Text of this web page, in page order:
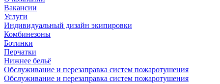
Вакансии
Услуги
Индивидуальный дизайн экипировки
Комбинезоны
Ботинки
Перчатки
Нижнее бельё
Обслуживание и перезаправка систем пожаротушения
Обслуживание и перезаправка систем пожаротушения